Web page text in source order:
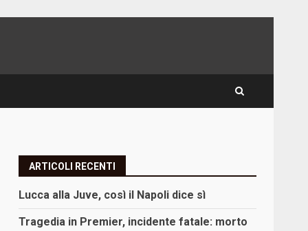
ARTICOLI RECENTI
Lucca alla Juve, così il Napoli dice sì
Tragedia in Premier, incidente fatale: morto